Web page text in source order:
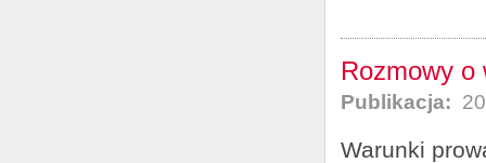
Rozmowy o
Publikacja:
Warunki